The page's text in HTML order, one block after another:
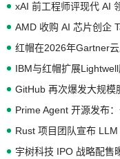
xAI 前工程师评现代 AI
红帽在2026年Gartner
GitHub 再次爆发大规模